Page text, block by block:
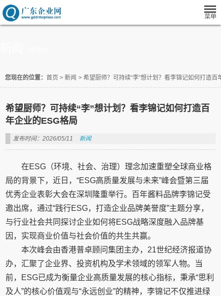
您现在的位置： 首页 > 新闻 > 希望厨师？可持续“李”想计划？看李锦记如何打造百
希望厨师？可持续“李”想计划？看李锦记如何打造百
年企业的ESG格局
发布时间：2026/05/11 新闻
在ESG（环境、社会、治理）理念加速重塑全球商业格
局的背景下，近日，“ESG高质量发展与未来”峰会暨第三届
优秀企业表彰大会在深圳隆重举行。百年酱料品牌李锦记受
邀出席，通过“践行ESG，打造企业品牌美誉度”主题分享，
与行业社会共同探讨企业如何将ESG战略深度融入品牌基
因，实现商业价值与社会价值的共生共赢。
本次峰会由香港普卓顾问集团主办，21世纪经济报道协
办，汇聚了企业界、投资机构及学术领域的领军人物。当
前，ESG已成为衡量企业高质量发展的核心指标，秉承“思利
及人”的核心价值观与“永远创业”的精神，李锦记不仅推进绿